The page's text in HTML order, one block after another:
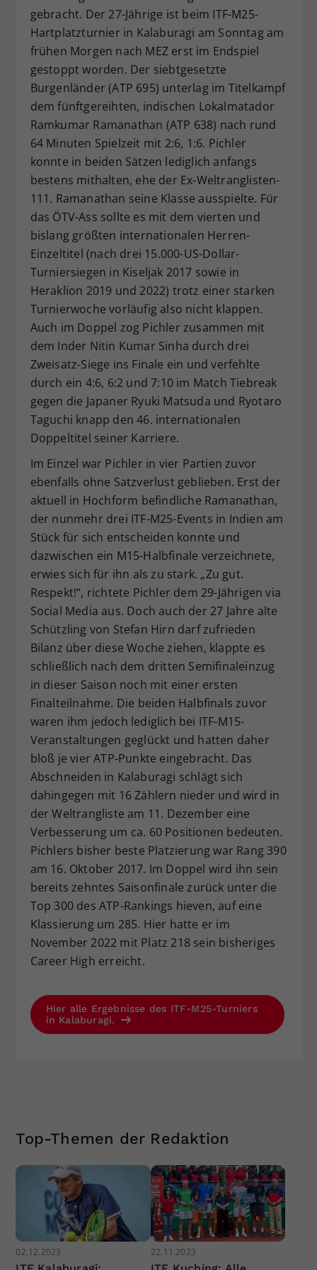
gebracht. Der 27-Jährige ist beim ITF-M25-
Hartplatzturnier in Kalaburagi am Sonntag am
frühen Morgen nach MEZ erst im Endspiel
gestoppt worden. Der siebtgesetzte
Burgenländer (ATP 695) unterlag im Titelkampf
dem fünftgereihten, indischen Lokalmatador
Ramkumar Ramanathan (ATP 638) nach rund
64 Minuten Spielzeit mit 2:6, 1:6. Pichler
konnte in beiden Sätzen lediglich anfangs
bestens mithalten, ehe der Ex-Weltranglisten-
111. Ramanathan seine Klasse ausspielte. Für
das ÖTV-Ass sollte es mit dem vierten und
bislang größten internationalen Herren-
Einzeltitel (nach drei 15.000-US-Dollar-
Turniersiegen in Kiseljak 2017 sowie in
Heraklion 2019 und 2022) trotz einer starken
Turnierwoche vorläufig also nicht klappen.
Auch im Doppel zog Pichler zusammen mit
dem Inder Nitin Kumar Sinha durch drei
Zweisatz-Siege ins Finale ein und verfehlte
durch ein 4:6, 6:2 und 7:10 im Match Tiebreak
gegen die Japaner Ryuki Matsuda und Ryotaro
Taguchi knapp den 46. internationalen
Doppeltitel seiner Karriere.
Im Einzel war Pichler in vier Partien zuvor
ebenfalls ohne Satzverlust geblieben. Erst der
aktuell in Hochform befindliche Ramanathan,
der nunmehr drei ITF-M25-Events in Indien am
Stück für sich entscheiden konnte und
dazwischen ein M15-Halbfinale verzeichnete,
erwies sich für ihn als zu stark. „Zu gut.
Respekt!“, richtete Pichler dem 29-Jährigen via
Social Media aus. Doch auch der 27 Jahre alte
Schützling von Stefan Hirn darf zufrieden
Bilanz über diese Woche ziehen, klappte es
schließlich nach dem dritten Semifinaleinzug
in dieser Saison noch mit einer ersten
Finalteilnahme. Die beiden Halbfinals zuvor
waren ihm jedoch lediglich bei ITF-M15-
Veranstaltungen geglückt und hatten daher
bloß je vier ATP-Punkte eingebracht. Das
Abschneiden in Kalaburagi schlägt sich
dahingegen mit 16 Zählern nieder und wird in
der Weltrangliste am 11. Dezember eine
Verbesserung um ca. 60 Positionen bedeuten.
Pichlers bisher beste Platzierung war Rang 390
am 16. Oktober 2017. Im Doppel wird ihn sein
bereits zehntes Saisonfinale zurück unter die
Top 300 des ATP-Rankings hieven, auf eine
Klassierung um 285. Hier hatte er im
November 2022 mit Platz 218 sein bisheriges
Career High erreicht.
Hier alle Ergebnisse des ITF-M25-Turniers
in Kalaburagi.
Top-Themen der Redaktion
02.12.2023 22.11.2023
Zweck
Dieser Wert speichert Ihre Consent-
Einstellungen. Unter anderem eine
zufällig generierte ID, für die
historische Speicherung Ihrer
vorgenommen Einstellungen, falls der
Webseiten-Betreiber dies eingestellt
hat.